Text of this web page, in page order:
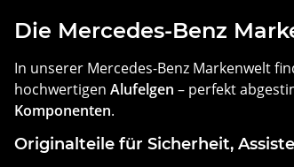
Die Mercedes-Benz
In unserer Mercedes-Benz Markenwelt
hochwertigen Alufelgen – perfekt
Komponenten.
Originalteile für Sicherheit,